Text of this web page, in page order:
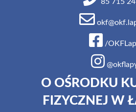
85 715
/
O OŚRODKU
FIZYCZNEJ W